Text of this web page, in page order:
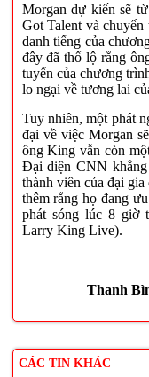
Morgan dự kiến sẽ
Got Talent và
danh tiếng của
đây đã thổ lộ rằng
tuyển của chương
lo ngại về tương lai
Tuy nhiên, một phát
đại về việc Morgan
ông King vẫn còn
Đại diện CNN
thành viên của đại
thêm rằng họ đang
phát sóng lúc 8 giờ
Larry King Live).
Thanh
CÁC TIN KHÁC